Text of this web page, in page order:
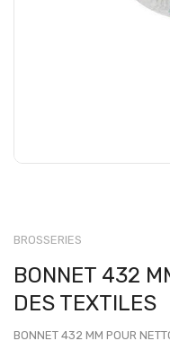
BROSSERIES
BONNET 432
DES TEXTILES
BONNET 432 MM POUR